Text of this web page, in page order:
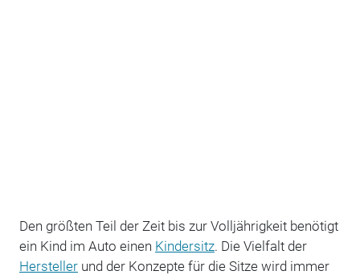
Den größten Teil der Zeit bis zur Volljährigkeit benötigt
ein Kind im Auto einen Kindersitz. Die Vielfalt der
Herstellerund der Konzepte für die Sitze wird immer